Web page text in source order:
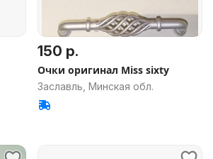
150 р.
Очки оригинал Miss sixty
Заславль, Минская обл.